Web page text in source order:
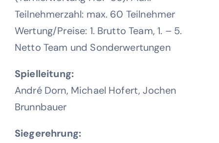
Teilnehmerzahl: max. 60 Teilnehmer
Wertung/Preise: 1. Brutto Team, 1. – 5.
Netto Team und Sonderwertungen
Spielleitung:
André Dorn, Michael Hofert, Jochen
Brunnbauer
Siegerehrung: